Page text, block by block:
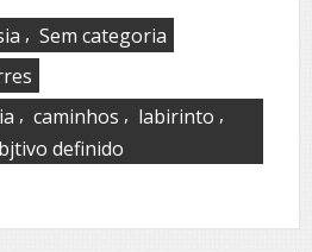
, Sem categoria
, caminhos , labirinto ,
definido